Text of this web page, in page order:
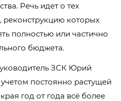
Речь идет о тех
реконструкцию которых
полностью или частично
бюджета.
ЗСК Юрий
постоянно растущей
год от года всё более